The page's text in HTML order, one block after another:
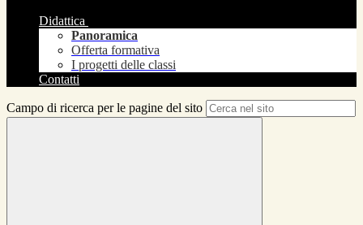
Didattica
Panoramica
Offerta formativa
I progetti delle classi
Contatti
Campo di ricerca per le pagine del sito